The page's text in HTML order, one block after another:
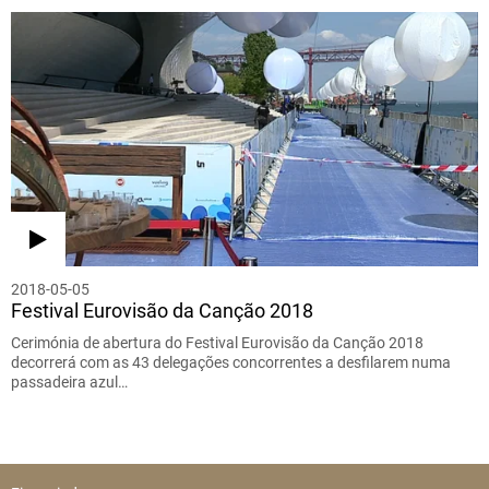
2018-05-05
Festival Eurovisão da Canção 2018
Cerimónia de abertura do Festival Eurovisão da Canção 2018
decorrerá com as 43 delegações concorrentes a desfilarem numa
passadeira azul…